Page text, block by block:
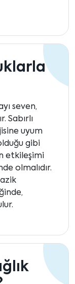
seven,
Sabırlı
uyum
gibi
etkileşimi
olmalıdır.